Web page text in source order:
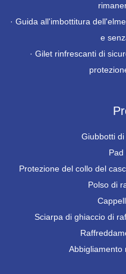
· Guida all'imbottitura
e
· Gilet rinfrescanti di
Giubbotti
Pad
Protezione del collo del
Polso di
Sciarpa di ghiaccio di
Abbigliamento